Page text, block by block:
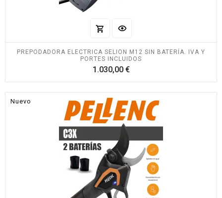
PREPODADORA ELECTRICA SELION M12 SIN BATERÍA. IVA Y
PORTES INCLUIDOS
1.030,00 €Precio
Nuevo